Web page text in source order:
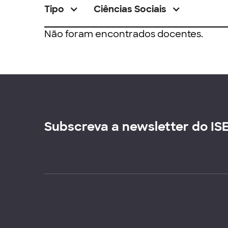
Tipo Ciências Sociais
Não foram encontrados docentes.
Subscreva a newsletter do